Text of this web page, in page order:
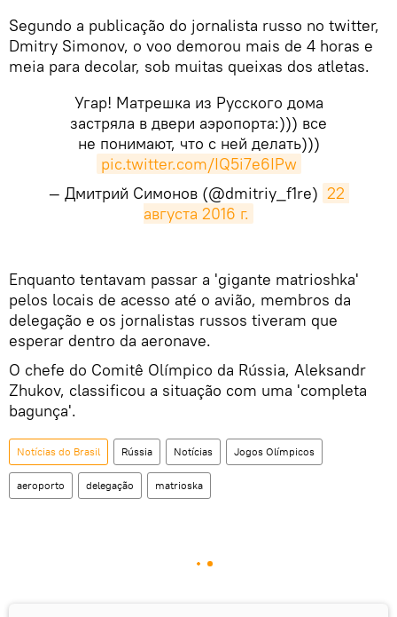
Segundo a publicação do jornalista russo no twitter,
Dmitry Simonov, o voo demorou mais de 4 horas e
meia para decolar, sob muitas queixas dos atletas.
Угар! Матрешка из Русского дома
застряла в двери аэропорта:))) все
не понимают, что с ней делать)))
pic.twitter.com/IQ5i7e6IPw
— Дмитрий Симонов (@dmitriy_f1re) 22
августа 2016 г.
Enquanto tentavam passar a 'gigante matrioshka'
pelos locais de acesso até o avião, membros da
delegação e os jornalistas russos tiveram que
esperar dentro da aeronave.
O chefe do Comitê Olímpico da Rússia, Aleksandr
Zhukov, classificou a situação com uma 'completa
bagunça'.
Notícias do Brasil Rússia Notícias Jogos Olímpicos
aeroporto delegação matrioska